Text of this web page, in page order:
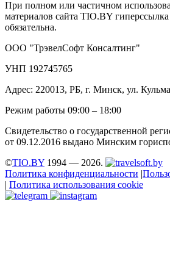
При полном или частичном
материалов сайта TIO.BY гиперссылка
обязательна.
ООО "ТрэвелСофт Консалтинг"
УНП 192745765
Адрес: 220013, РБ, г. Минск, ул.
Режим работы 09:00 – 18:00
Свидетельство о государственной
от 09.12.2016 выдано Минским
©TIO.BY 1994 — 2026.
Политика конфиденциальности |
| Политика использования cookie